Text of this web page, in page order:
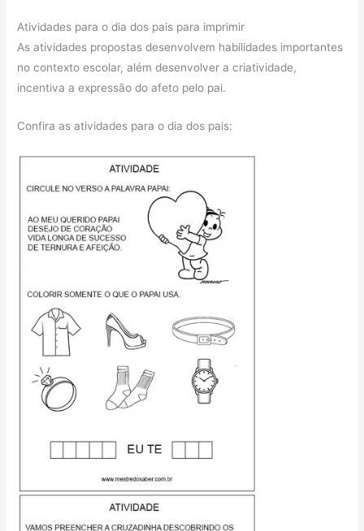
Atividades para o dia dos pais para imprimir
As atividades propostas desenvolvem habilidades importantes
no contexto escolar, além desenvolver a criatividade,
incentiva a expressão do afeto pelo pai.
Confira as atividades para o dia dos pais: